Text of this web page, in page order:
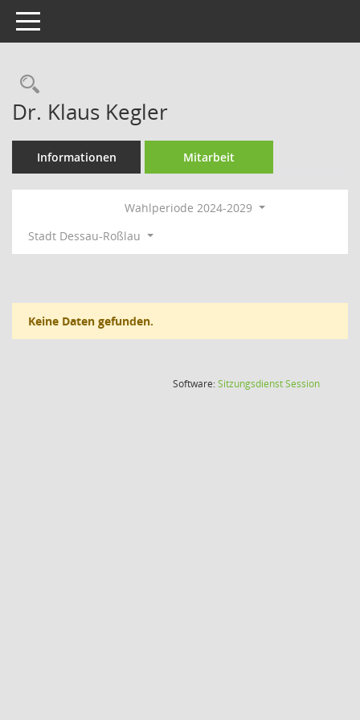
Toggle navigation
Rechercheauswahl
Dr. Klaus Kegler
Informationen Mitarbeit
Wahlperiode 2024-2029
Stadt Dessau-Roßlau
Keine Daten gefunden.
Software:SitzungsdienstSession(Wird in